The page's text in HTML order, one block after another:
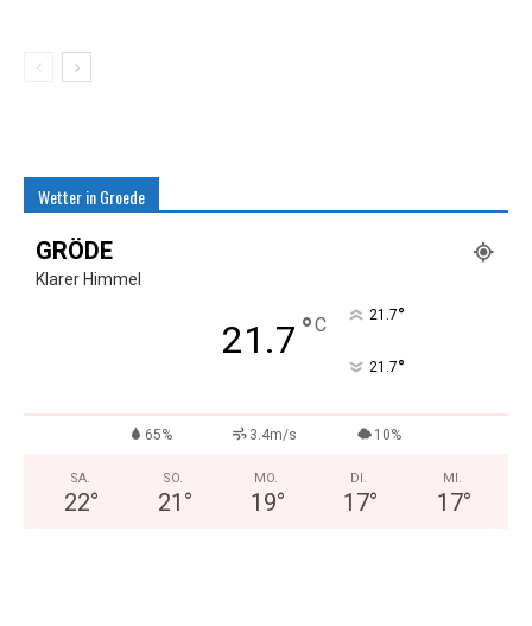
Wetter in Groede
GRÖDE
Klarer Himmel
21.7 °C 21.7°
21.7°
65% 3.4m/s 10%
SA.
22°
SO.
21 °
MO.
19°
DI.
17°
MI.
17°